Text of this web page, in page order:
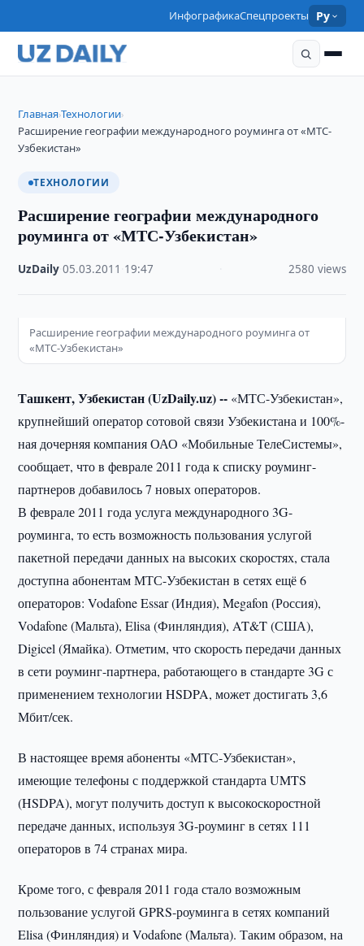
ИнфографикаСпецпроекты Ру
Главная›Технологии›
Расширение географии международного роуминга от «МТС-
Узбекистан»
ТЕХНОЛОГИИ
Расширение географии международного
роуминга от «МТС-Узбекистан»
UzDaily ·05.03.2011 19:47 2580 views
Расширение географии международного роуминга от
«МТС-Узбекистан»
Ташкент, Узбекистан (UzDaily.uz) -- «МТС-Узбекистан»,
крупнейший оператор сотовой связи Узбекистана и 100%-
ная дочерняя компания ОАО «Мобильные ТелеСистемы»,
сообщает, что в феврале 2011 года к списку роуминг-
партнеров добавилось 7 новых операторов.
В феврале 2011 года услуга международного 3G-
роуминга, то есть возможность пользования услугой
пакетной передачи данных на высоких скоростях, стала
доступна абонентам МТС-Узбекистан в сетях ещё 6
операторов: Vodafone Essar (Индия), Megafon (Россия),
Vodafone (Мальта), Elisa (Финляндия), AT&T (США),
Digicel (Ямайка). Отметим, что скорость передачи данных
в сети роуминг-партнера, работающего в стандарте 3G с
применением технологии HSDPA, может достигать 3,6
Мбит/сек.
В настоящее время абоненты «МТС-Узбекистан»,
имеющие телефоны с поддержкой стандарта UMTS
(HSDPA), могут получить доступ к высокоскоростной
передаче данных, используя 3G-роуминг в сетях 111
операторов в 74 странах мира.
Кроме того, с февраля 2011 года стало возможным
пользование услугой GPRS-роуминга в сетях компаний
Elisa (Финляндия) и Vodafone (Мальта). Таким образом, на